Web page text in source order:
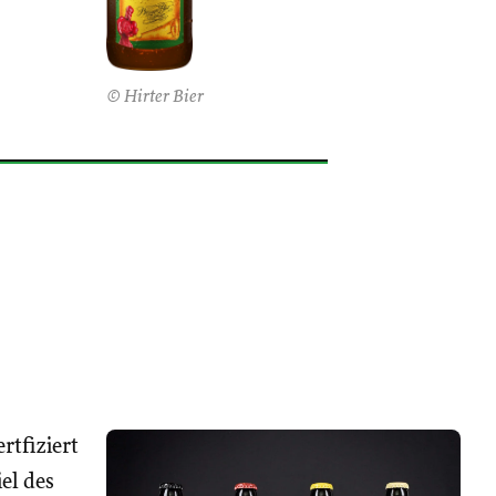
© Hirter Bier
des